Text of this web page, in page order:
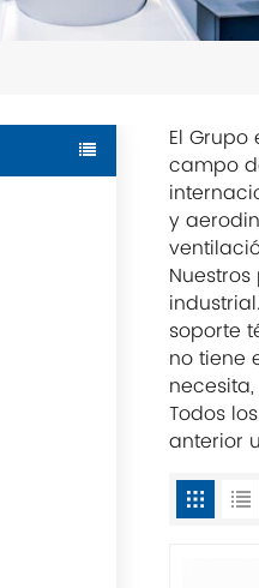
El
campo
y
soporte
no tiene
Todos
anterior